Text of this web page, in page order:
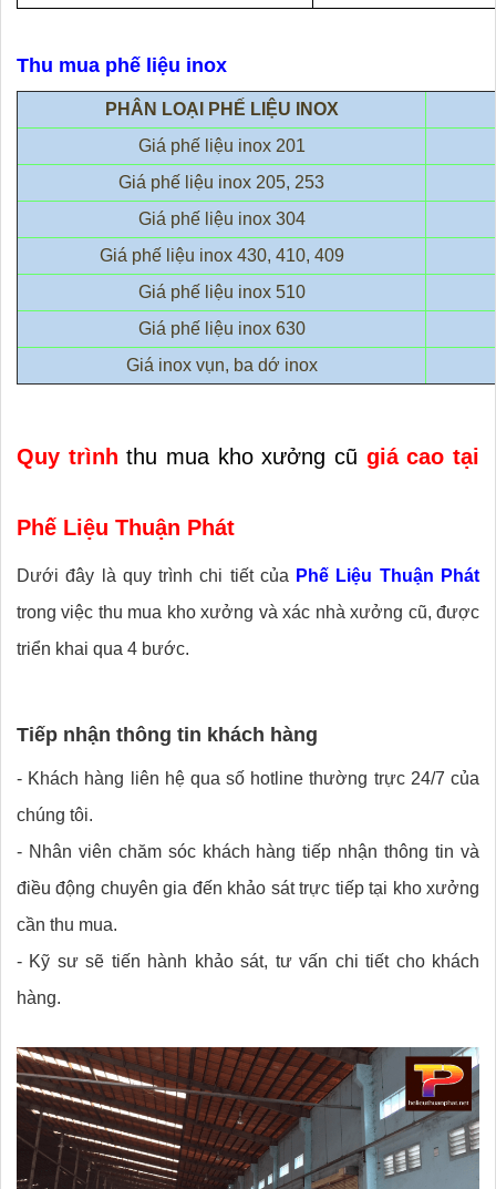
Thu mua phế liệu inox
PHÂN LOẠI PHẾ LIỆU INOX
Giá phế liệu inox 201
Giá phế liệu inox 205, 253
Giá phế liệu inox 304
Giá phế liệu inox 430, 410, 409
Giá phế liệu inox 510
Giá phế liệu inox 630
Giá inox vụn, ba dớ inox
Quy trìnhthu mua kho xưởng cũ giá cao tại
Phế Liệu Thuận Phát
Dưới đây là quy trình chi tiết của Phế Liệu Thuận Phát
trong việc thu mua kho xưởng và xác nhà xưởng cũ, được
triển khai qua 4 bước.
Tiếp nhận thông tin khách hàng
- Khách hàng liên hệ qua số hotline thường trực 24/7 của
chúng tôi.
- Nhân viên chăm sóc khách hàng tiếp nhận thông tin và
điều động chuyên gia đến khảo sát trực tiếp tại kho xưởng
cần thu mua.
- Kỹ sư sẽ tiến hành khảo sát, tư vấn chi tiết cho khách
hàng.